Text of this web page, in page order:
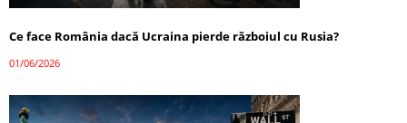
Ce face România dacă Ucraina pierde războiul cu Rusia?
01/06/2026